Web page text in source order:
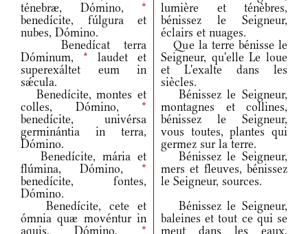
ténebræ, Dómino, *
benedícite, fúlgura et
nubes, Dómino.
lumière et ténèbres,
bénissez le Seigneur,
éclairs et nuages.
Benedícat terra
Dóminum, * laudet et
superexáltet eum in
sǽcula.
Que la terre bénisse le
Seigneur, qu'elle Le loue
et L'exalte dans les
siècles.
Benedícite, montes et
colles, Dómino, *
benedícite, univérsa
germinántia in terra,
Dómino.
Bénissez le Seigneur,
montagnes et collines,
bénissez le Seigneur,
vous toutes, plantes qui
germez sur la terre.
Benedícite, mária et
flúmina, Dómino, *
benedícite, fontes,
Dómino.
Bénissez le Seigneur,
mers et fleuves, bénissez
le Seigneur, sources.
Benedícite, cete et
ómnia quæ movéntur in
aquis, Dómino, *
Bénissez le Seigneur,
baleines et tout ce qui se
meut dans les eaux,